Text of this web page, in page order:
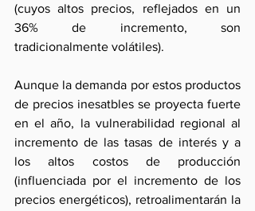
(cuyos altos precios, reflejados en un
36% de incremento, son
tradicionalmente volátiles).
Aunque la demanda por estos productos
de precios inesatbles se proyecta fuerte
en el año, la vulnerabilidad regional al
incremento de las tasas de interés y a
los altos costos de producción
(influenciada por el incremento de los
precios energéticos), retroalimentarán la